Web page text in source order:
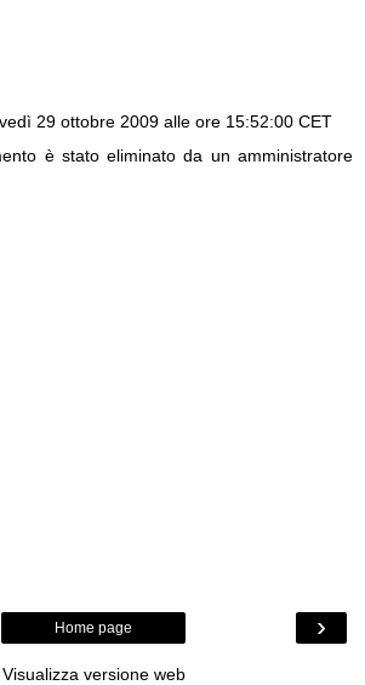
29 ottobre 2009 alle ore 15:52:00 CET
è stato eliminato da un amministratore
›
Home page
Visualizza versione web